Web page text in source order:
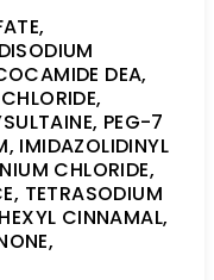
DEA,
PEG-7
IMIDAZOLIDINYL
CHLORIDE,
TETRASODIUM
CINNAMAL,